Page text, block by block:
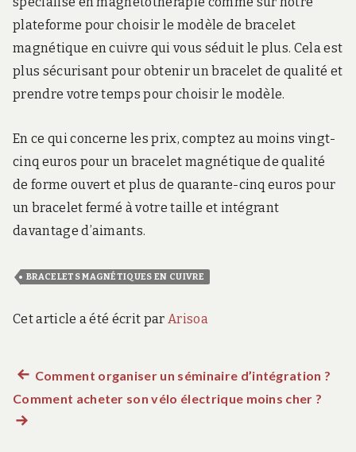
plateforme pour choisir le modèle de bracelet
magnétique en cuivre qui vous séduit le plus. Cela est
plus sécurisant pour obtenir un bracelet de qualité et
prendre votre temps pour choisir le modèle.
En ce qui concerne les prix, comptez au moins vingt-
cinq euros pour un bracelet magnétique de qualité
de forme ouvert et plus de quarante-cinq euros pour
un bracelet fermé à votre taille et intégrant
davantage d’aimants.
BRACELETS MAGNÉTIQUES EN CUIVRE
Cet article a été écrit par Arisoa
Navigation
de
Article
précédent :
Comment organiser un séminaire d’intégration ?
Comment acheter son vélo électrique moins cher ?